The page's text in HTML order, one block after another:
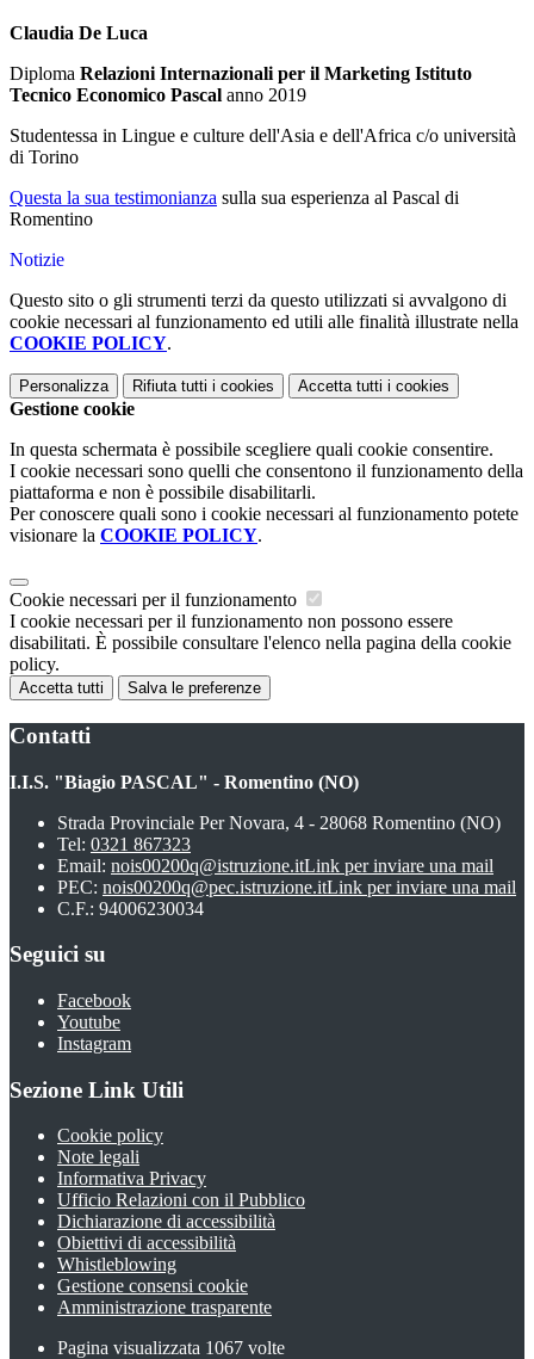
Claudia De Luca
Diploma Relazioni Internazionali per il Marketing Istituto
Tecnico Economico Pascal anno 2019
Studentessa in Lingue e culture dell'Asia e dell'Africa c/o università
di Torino
Questa la sua testimonianza sulla sua esperienza al Pascal di
Romentino
Notizie
Questo sito o gli strumenti terzi da questo utilizzati si avvalgono di
cookie necessari al funzionamento ed utili alle finalità illustrate nella
COOKIE POLICY.
Personalizza Rifiuta tutti i cookies Accetta tutti i cookies
Gestione cookie
In questa schermata è possibile scegliere quali cookie consentire.
I cookie necessari sono quelli che consentono il funzionamento della
piattaforma e non è possibile disabilitarli.
Per conoscere quali sono i cookie necessari al funzionamento potete
visionare la COOKIE POLICY.
Cookie necessari per il funzionamento
I cookie necessari per il funzionamento non possono essere
disabilitati. È possibile consultare l'elenco nella pagina della cookie
policy.
Accetta tutti Salva le preferenze
Contatti
I.I.S. "Biagio PASCAL" - Romentino (NO)
Strada Provinciale Per Novara, 4 - 28068 Romentino (NO)
Tel: 0321 867323
Email: nois00200q@istruzione.itLink per inviare una mail
PEC: nois00200q@pec.istruzione.itLink per inviare una mail
C.F.: 94006230034
Seguici su
Facebook
Youtube
Instagram
Sezione Link Utili
Cookie policy
Note legali
Informativa Privacy
Ufficio Relazioni con il Pubblico
Dichiarazione di accessibilità
Obiettivi di accessibilità
Whistleblowing
Gestione consensi cookie
Amministrazione trasparente
Pagina visualizzata 1067 volte